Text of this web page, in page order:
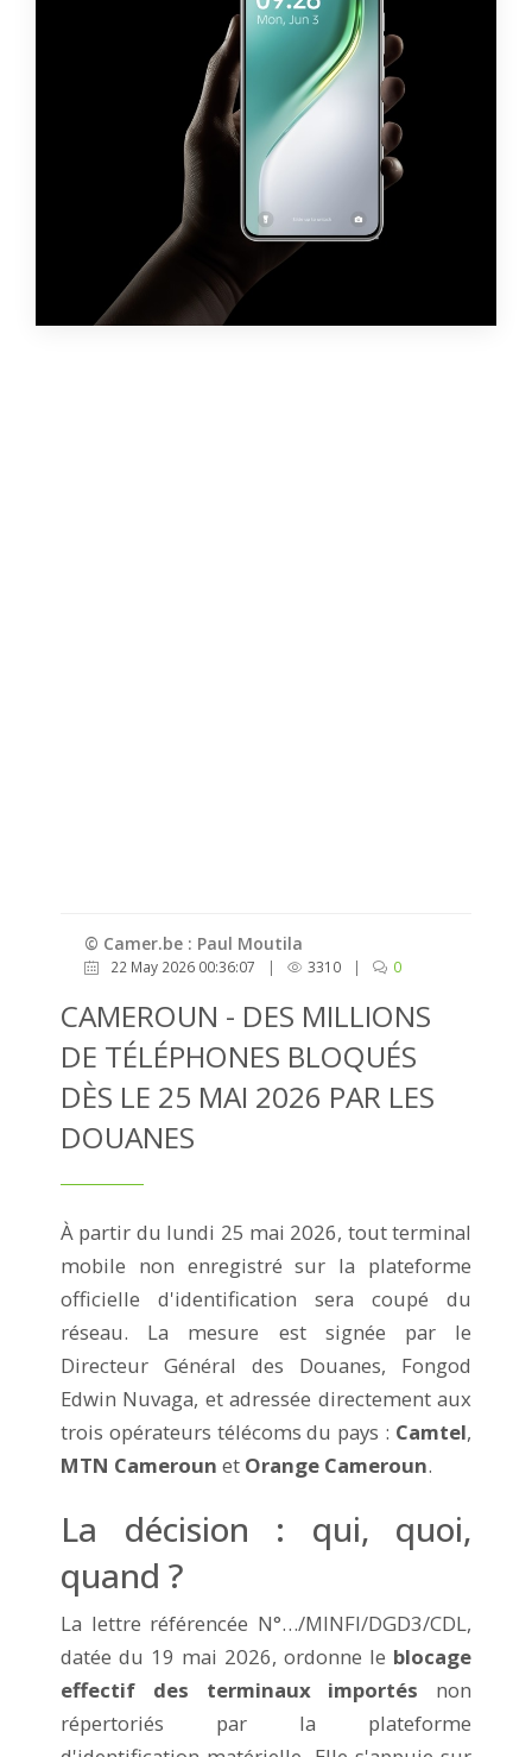
© Camer.be : Paul Moutila
22 May 2026 00:36:07 | 3310 | 0
CAMEROUN - DES MILLIONS
DE TÉLÉPHONES BLOQUÉS
DÈS LE 25 MAI 2026 PAR LES
DOUANES
À partir du lundi 25 mai 2026, tout terminal
mobile non enregistré sur la plateforme
officielle d'identification sera coupé du
réseau. La mesure est signée par le
Directeur Général des Douanes, Fongod
Edwin Nuvaga, et adressée directement aux
trois opérateurs télécoms du pays : Camtel,
MTN Cameroun et Orange Cameroun.
La décision : qui, quoi,
quand ?
La lettre référencée N°…/MINFI/DGD3/CDL,
datée du 19 mai 2026, ordonne le blocage
effectif des terminaux importés non
répertoriés par la plateforme